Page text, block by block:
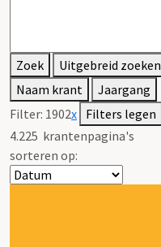
Zoek
Uitgebreid zoeken
Naam krant
Jaargang
Filter: 1902x Filters legen
4.225 krantenpagina's
sorteren op: